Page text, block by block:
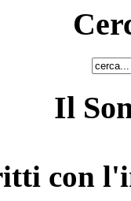
Il
con